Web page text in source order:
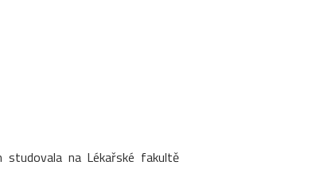
studovala na Lékařské fakultě